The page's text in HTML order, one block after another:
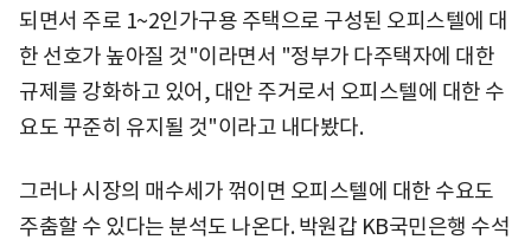
되면서 주로 1~2인가구용 주택으로 구성된 오피스텔에 대
한 선호가 높아질 것"이라면서 "정부가 다주택자에 대한
규제를 강화하고 있어, 대안 주거로서 오피스텔에 대한 수
요도 꾸준히 유지될 것"이라고 내다봤다.
그러나 시장의 매수세가 꺾이면 오피스텔에 대한 수요도
주춤할 수 있다는 분석도 나온다. 박원갑 KB국민은행 수석